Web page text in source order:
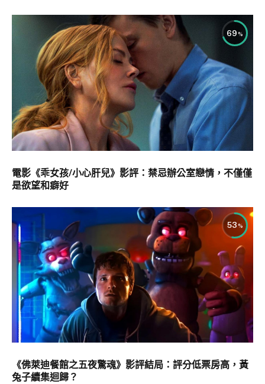
69
電影《乖女孩/小心肝兒》影評：禁忌辦公室戀情，不僅僅
是欲望和癖好
53
《佛萊迪餐館之五夜驚魂》影評結局：評分低票房高，黃
兔子續集迴歸？